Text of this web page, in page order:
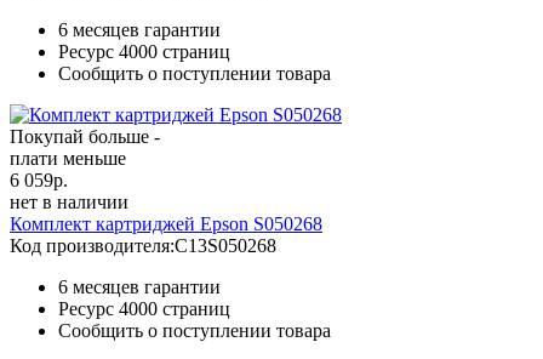
6 месяцев гарантии
Ресурс 4000 страниц
Сообщить о поступлении товара
Покупай больше -
плати меньше
6 059р.
нет в наличии
Комплект картриджей Epson S050268
Код производителя:C13S050268
6 месяцев гарантии
Ресурс 4000 страниц
Сообщить о поступлении товара